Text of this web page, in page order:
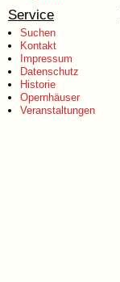
Service
Suchen
Kontakt
Impressum
Datenschutz
Historie
Opernhäuser
Veranstaltungen